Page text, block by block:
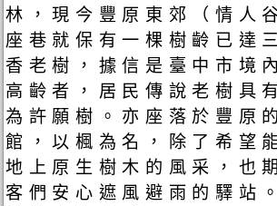
林，現今豐原東郊（情人
座巷就保有一棵樹齡已達
香老樹，據信是臺中市境
高齡者，居民傳說老樹具
為許願樹。亦座落於豐原
館，以楓為名，除了希望
地上原生樹木的風采，也
客們安心遮風避雨的驛站